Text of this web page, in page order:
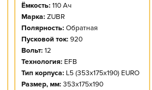
Ёмкость: 110 Ач
Марка: ZUBR
Полярность: Обратная
Пусковой ток: 920
Вольт: 12
Технология: EFB
Тип корпуса: L5 (353x175x190) EURO
Размер, мм: 353x175x190